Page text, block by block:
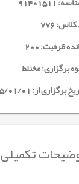
776
ظرفیت: 200
برگزاری: مختلط
از: 1405/01/01 - 1405/12/29
تکمیلی